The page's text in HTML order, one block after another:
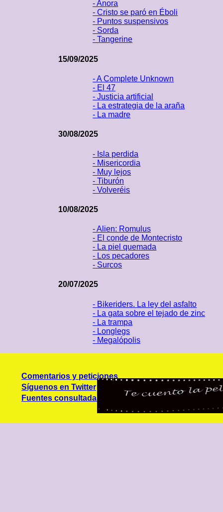
- Anora
- Cristo se paró en Éboli
- Puntos suspensivos
- Sorda
- Tangerine
15/09/2025
- A Complete Unknown
- El 47
- Justicia artificial
- La estrategia de la araña
- La madre
30/08/2025
- Isla perdida
- Misericordia
- Muy lejos
- Tiburón
- Volveréis
10/08/2025
- Alien: Romulus
- El conde de Montecristo
- La piel quemada
- Los pecadores
- Surcos
20/07/2025
- Bikeriders. La ley del asfalto
- La gata sobre el tejado de zinc
- La trampa
- Longlegs
- Megalópolis
Comentarios y peticiones
Síguenos en Twitter
Fuentes consultadas